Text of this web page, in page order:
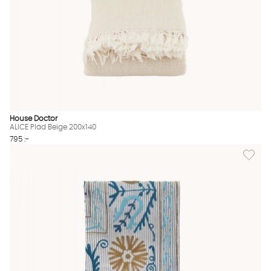
House Doctor
ALICE Pläd Beige 200x140
795 :-
Lägg